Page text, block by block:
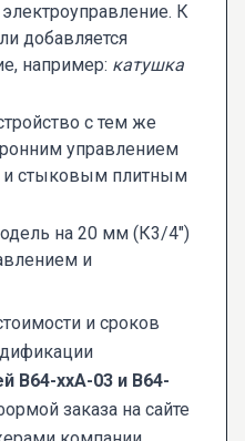
К
добавляется
например: катушка
с тем же
управлением
и стыковым плитным
на 20 мм (К3/4")
и
и сроков
В64-ххА-03 и В64-
заказа на сайте